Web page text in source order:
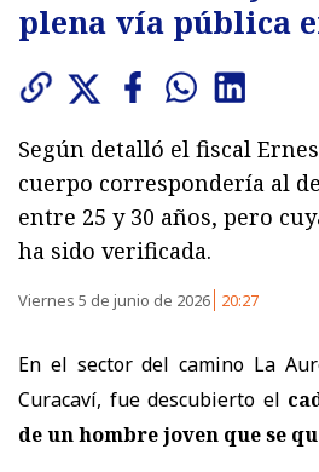
plena vía pública
Según detalló el fiscal
cuerpo correspondería al
entre 25 y 30 años, pero
ha sido verificada.
Viernes 5 de junio de 2026 20:27
En el sector del camino La
Curacaví, fue descubierto el
de un hombre joven que se